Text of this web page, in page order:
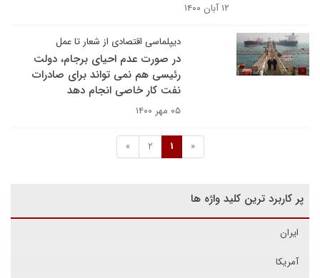
۱۲ آبان ۱۴۰۰
دیپلماسی اقتصادی از شعار تا عمل
در صورت عدم احیای برجام، دولت
رئیسی هم نمی تواند برای صادرات
نفت کار خاصی انجام دهد
۰۵ مهر ۱۴۰۰
«
1
2
»
پر کاربرد ترین کلید واژه ها
ایران
آمریکا